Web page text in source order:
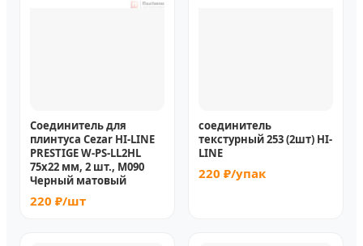
Соединитель для
плинтуса Cezar HI-LINE
PRESTIGE W-PS-LL2HL
75x22 мм, 2 шт., M090
Черный матовый
220 ₽/шт
соединитель
текстурный 253 (2шт) HI-
LINE
220 ₽/упак